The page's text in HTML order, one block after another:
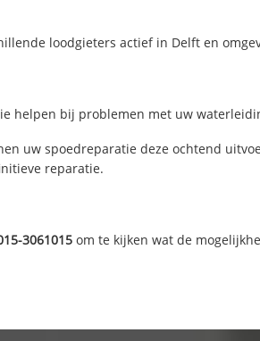
loodgieters actief in Delft en
bij problemen met uw
uw spoedreparatie deze ochtend
reparatie.
3061015 om te kijken wat de